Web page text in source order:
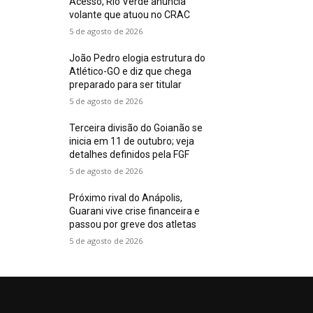
volante que atuou no CRAC
5 de agosto de 2026
João Pedro elogia estrutura do
Atlético-GO e diz que chega
preparado para ser titular
5 de agosto de 2026
Terceira divisão do Goianão se
inicia em 11 de outubro; veja
detalhes definidos pela FGF
5 de agosto de 2026
Próximo rival do Anápolis,
Guarani vive crise financeira e
passou por greve dos atletas
5 de agosto de 2026